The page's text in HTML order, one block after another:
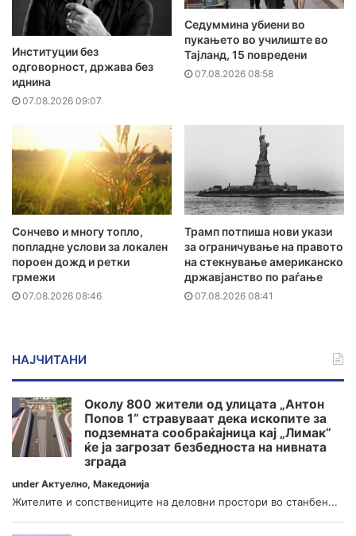
Институции без
одговорност, држава без
иднина
07.08.2026 09:07
Седуммина убиени во
пукањето во училиште во
Тајланд, 15 повредени
07.08.2026 08:58
Сончево и многу топло,
попладне услови за локален
пороен дожд и ретки
грмежи
07.08.2026 08:46
Трамп потпиша нови укази
за ограничување на правото
на стекнување американско
државјанство по раѓање
07.08.2026 08:41
НАЈЧИТАНИ
Околу 800 жители од улицата „Антон
Попов 1“ стравуваат дека ископите за
подземната сообраќајница кај „Лимак“
ќе ја загрозат безбедноста на нивната
зграда
under Актуелно, Македонија
Жителите и сопствениците на деловни простори во станбен...